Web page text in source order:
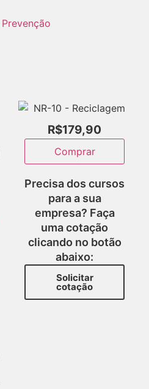
R$179,90
Comprar
Precisa dos cursos
para a sua
empresa? Faça
uma cotação
clicando no botão
abaixo:
Solicitar
cotação